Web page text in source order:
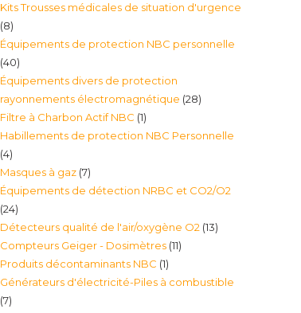
produits
Kits Trousses médicales de situation d'urgence
88
produits
Équipements de protection NBC personnelle
4040
produits
Équipements divers de protection
rayonnements électromagnétique 2828
Filtre à Charbon Actif NBC 11
produit
Habillements de protection NBC Personnelle
44
produits
Masques à gaz 77
produits
Équipements de détection NRBC et CO2/O2
2424
produits
Détecteurs qualité de l'air/oxygène O2 1313
Compteurs Geiger - Dosimètres 1111
Produits décontaminants NBC 11
produit
Générateurs d'électricité-Piles à combustible
77